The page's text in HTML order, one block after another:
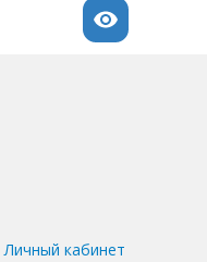
Личный кабинет